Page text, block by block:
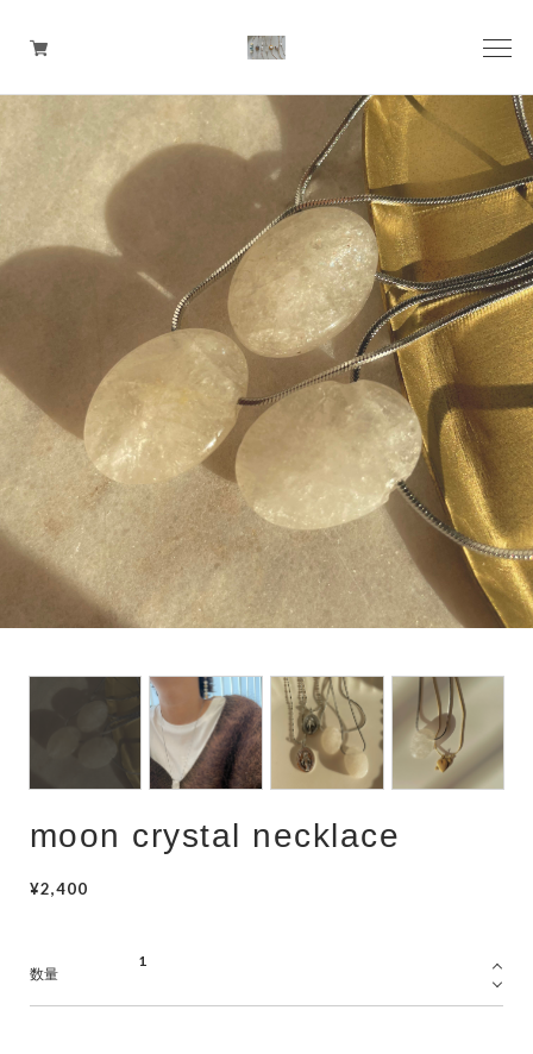
pierce
earring
ring
ear cuff
necklace
bangle
bracelet
hair accessory
choker
moon crystal necklace
¥2,400
数量